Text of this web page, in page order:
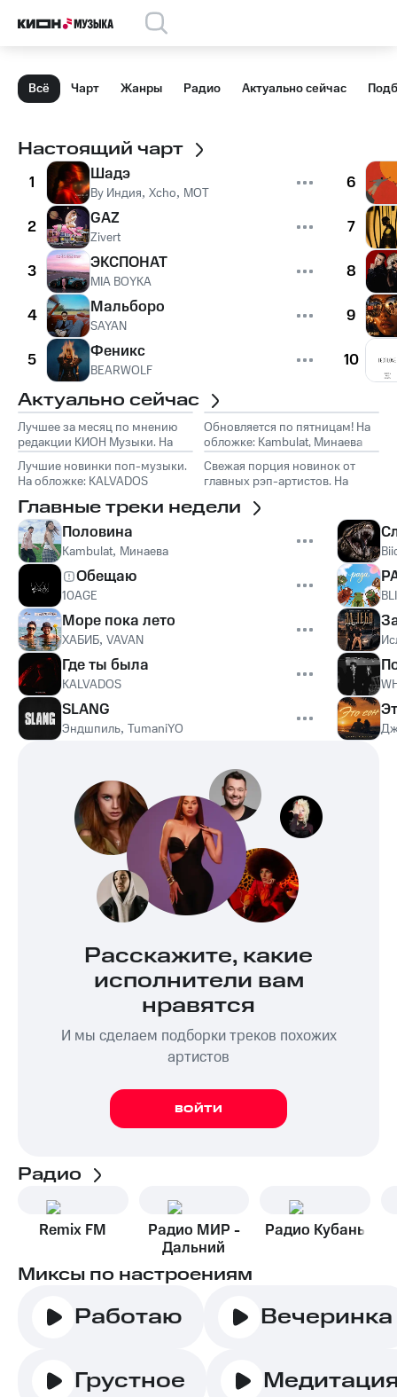
Всё Чарт Жанры Радио Актуально сейчас
Настоящий чарт
1 Шадэ
By Индия, Xcho, MOT
2 GAZ
Zivert
3 ЭКСПОНАТ
MIA BOYKA
4 Мальборо
SAYAN
5 Феникс
BEARWOLF
6
7
8
9
10
Актуально сейчас
Лучшее за месяц по мнению
редакции КИОН Музыки. На
обложке: Marselle
Обновляется по пятницам! На
обложке: Kambulat, Минаева
Лучшие новинки поп-музыки.
На обложке: KALVADOS
Свежая порция новинок от
главных рэп-артистов. На
Главные треки недели
Половина
Kambulat, Минаева
Обещаю
10AGE
Море пока лето
ХАБИБ, VAVAN
Где ты была
KALVADOS
SLANG
Эндшпиль, TumaniYO
Расскажите, какие
исполнители вам
нравятся
И мы сделаем подборки треков похожих
артистов
ВОЙТИ
Радио
Remix FM
Радио МИР -
Дальний
Радио Кубань
Миксы по настроениям
Работаю Вечеринка
Грустное